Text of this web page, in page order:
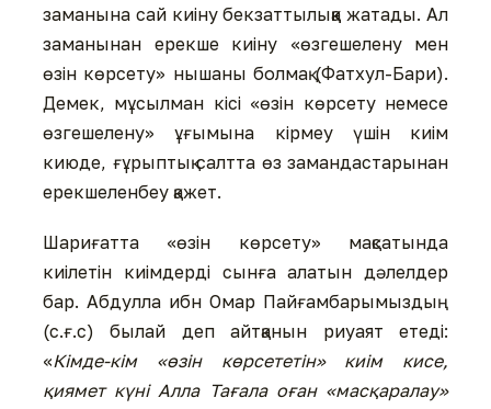
заманына сай киіну бекзаттылыққа жатады. Ал
заманынан ерекше киіну «өзгешелену мен
өзін көрсету» нышаны болмақ (Фатхул-Бари).
Демек, мұсылман кісі «өзін көрсету немесе
өзгешелену» ұғымына кірмеу үшін киім
киюде, ғұрыптық салтта өз замандастарынан
ерекшеленбеу қажет.
Шариғатта «өзін көрсету» мақсатында
киілетін киімдерді сынға алатын дәлелдер
бар. Абдулла ибн Омар Пайғамбарымыздың
(с.ғ.с) былай деп айтқанын риуаят етеді:
«Кімде-кім «өзін көрсететін» киім кисе,
қиямет күні Алла Тағала оған «масқаралау»